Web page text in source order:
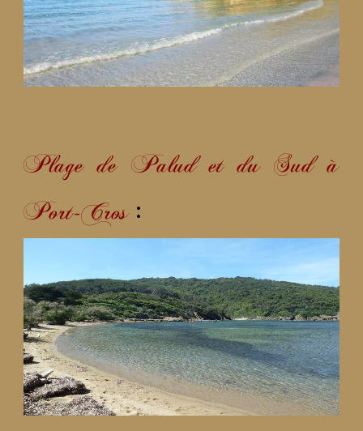
Plage de Palud et du Sud à
Port-Cros: